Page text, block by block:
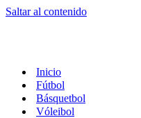
Saltar al contenido
Inicio
Fútbol
Básquetbol
Vóleibol